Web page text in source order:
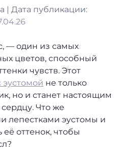
| Дата публикации:
— один из самых
цветов, способный
чувств. Этот
эустомой не только
но и станет настоящим
Что же
лепестками эустомы и
оттенок, чтобы